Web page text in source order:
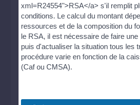
xml=R24554">RSA</a> s'il remplit
conditions. Le calcul du montant
ressources et de la composition du
le RSA, il est nécessaire de faire
puis d'actualiser la situation tous les
procédure varie en fonction de la
(Caf ou CMSA).